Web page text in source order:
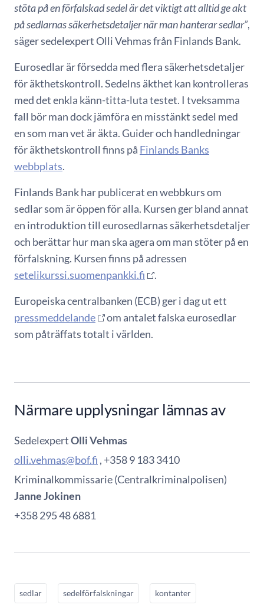
stöta på en förfalskad sedel är det viktigt att alltid ge akt
på sedlarnas säkerhetsdetaljer när man hanterar sedlar”,
säger sedelexpert Olli Vehmas från Finlands Bank.
Eurosedlar är försedda med flera säkerhetsdetaljer
för äkthetskontroll. Sedelns äkthet kan kontrolleras
med det enkla känn-titta-luta testet. I tveksamma
fall bör man dock jämföra en misstänkt sedel med
en som man vet är äkta. Guider och handledningar
för äkthetskontroll finns på Finlands Banks
webbplats.
Finlands Bank har publicerat en webbkurs om
sedlar som är öppen för alla. Kursen ger bland annat
en introduktion till eurosedlarnas säkerhetsdetaljer
och berättar hur man ska agera om man stöter på en
förfalskning. Kursen finns på adressen
setelikurssi.suomenpankki.fi
.
Europeiska centralbanken (ECB) ger i dag ut ett
pressmeddelande
om antalet falska eurosedlar
som påträffats totalt i världen.
Närmare upplysningar lämnas av
SedelexpertOlli Vehmas
olli.vehmas@bof.fi , +358 9 183 3410
Kriminalkommissarie (Centralkriminalpolisen)
Janne Jokinen
+358 295 48 6881
sedlar sedelförfalskningar kontanter